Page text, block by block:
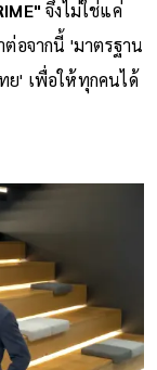
จึงไม่ใช่แค่
อจากนี้ 'มาตรฐาน
ย' เพื่อให้ทุกคนได้